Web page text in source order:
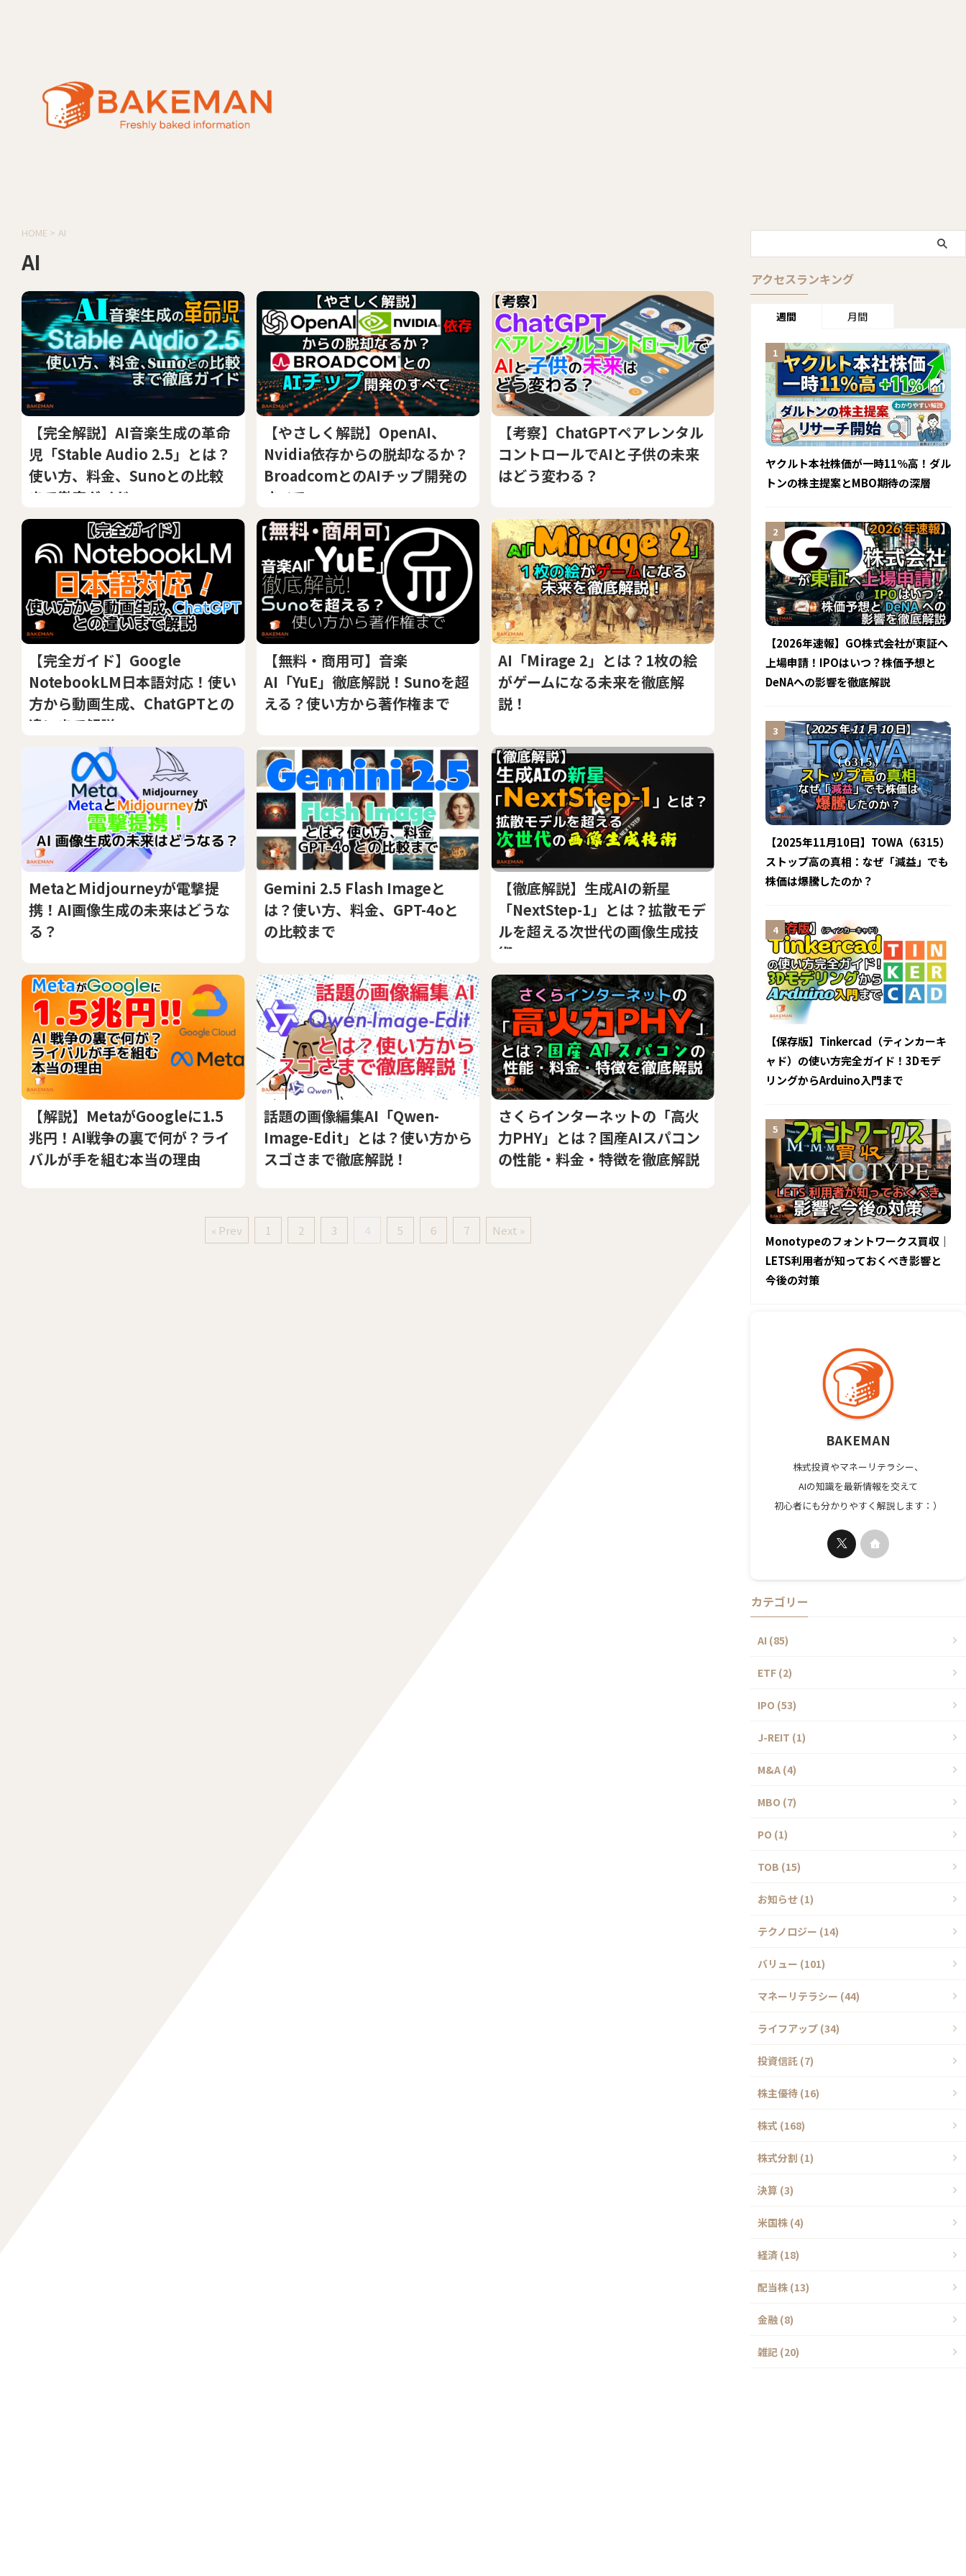
HOME > AI
AI
【完全解説】AI音楽生成の革命
児「Stable Audio 2.5」とは？
使い方、料金、Sunoとの比較
まで徹底ガイド
【やさしく解説】OpenAI、
Nvidia依存からの脱却なるか？
BroadcomとのAIチップ開発の
すべて
【考察】ChatGPTペアレンタル
コントロールでAIと子供の未来
はどう変わる？
【完全ガイド】Google
NotebookLM日本語対応！使い
方から動画生成、ChatGPTとの
違いまで解説
【無料・商用可】音楽
AI「YuE」徹底解説！Sunoを超
える？使い方から著作権まで
AI「Mirage 2」とは？1枚の絵
がゲームになる未来を徹底解
説！
MetaとMidjourneyが電撃提
携！AI画像生成の未来はどうな
る？
Gemini 2.5 Flash Imageと
は？使い方、料金、GPT-4oと
の比較まで
【徹底解説】生成AIの新星
「NextStep-1」とは？拡散モデ
ルを超える次世代の画像生成技
術
【解説】MetaがGoogleに1.5
兆円！AI戦争の裏で何が？ライ
バルが手を組む本当の理由
話題の画像編集AI「Qwen-
Image-Edit」とは？使い方から
スゴさまで徹底解説！
さくらインターネットの「高火
力PHY」とは？国産AIスパコン
の性能・料金・特徴を徹底解説
« Prev 1 2 3 4 5 6 7 Next »
アクセスランキング
週間 月間
ヤクルト本社株価が一時11％高！ダル
トンの株主提案とMBO期待の深層
【2026年速報】GO株式会社が東証へ
上場申請！IPOはいつ？株価予想と
DeNAへの影響を徹底解説
【2025年11月10日】TOWA（6315）
ストップ高の真相：なぜ「減益」でも
株価は爆騰したのか？
【保存版】Tinkercad（ティンカーキ
ャド）の使い方完全ガイド！3Dモデ
リングからArduino入門まで
Monotypeのフォントワークス買収｜
LETS利用者が知っておくべき影響と
今後の対策
BAKEMAN
株式投資やマネーリテラシー、
AIの知識を最新情報を交えて
初心者にも分かりやすく解説します：）
カテゴリー
AI (85)
ETF (2)
IPO (53)
J-REIT (1)
M&A (4)
MBO (7)
PO (1)
TOB (15)
お知らせ (1)
テクノロジー (14)
バリュー (101)
マネーリテラシー (44)
ライフアップ (34)
投資信託 (7)
株主優待 (16)
株式 (168)
株式分割 (1)
決算 (3)
米国株 (4)
経済 (18)
配当株 (13)
金融 (8)
雑記 (20)